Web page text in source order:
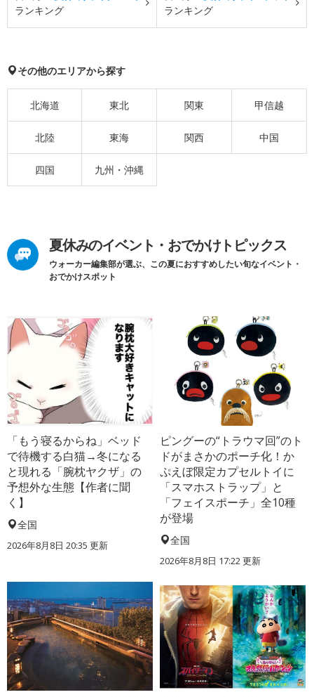
ランキング
ランキング
その他のエリアから探す
北海道 東北 関東 甲信越
北陸 東海 関西 中国
四国 九州・沖縄
夏休みのイベント・おでかけトピックス
ウォーカー編集部が選ぶ、この夏におすすめしたい旬なイベント・
おでかけスポット
「もう寝るからね」ベッド
で待機する白猫→冬になる
と現れる「腕枕ヤクザ」の
予想外な生態【作者に聞
く】
全国
2026年8月8日 20:35 更新
ピングーの“トラウマ回”のト
ドがまさかのポーチ化！か
ぷえぼ限定カプセルトイに
「スマホストラップ」と
「フェイスポーチ」全10種
が登場
全国
2026年8月8日 17:22更新